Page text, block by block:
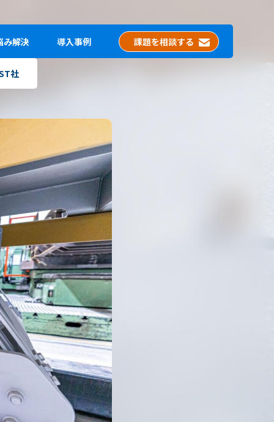
み解決 導入事例 課題を相談する
社